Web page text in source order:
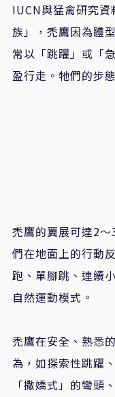
IUCN與猛禽研究
族」，禿鷹因為體
常以「跳躍」或「
盈行走。牠們的步
禿鷹的翼展可達2
們在地面上的行動
跑、單腳跳、連續
自然運動模式。
禿鷹在安全、熟悉
為，如探索性跳躍
「撒嬌式」的彎頭